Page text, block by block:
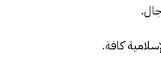
كافة.